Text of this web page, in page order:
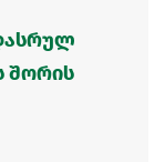
შორის